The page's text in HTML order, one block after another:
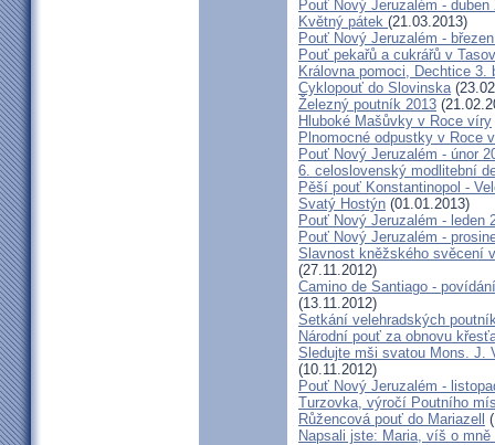
Pouť Nový Jeruzalém - duben
Květný pátek (21.03.2013)
Pouť Nový Jeruzalém -
Pouť pekařů a cukrářů v
Královna pomoci, Dechtice
Cyklopouť do Slovinska
Železný poutník 2013
Hluboké Mašůvky v Roce víry
Plnomocné odpustky v Roce
Pouť Nový Jeruzalém - únor
6. celoslovenský modlitební
Pěší pouť Konstantinopol -
Svatý Hostýn (01.01.2013)
Pouť Nový Jeruzalém - leden
Pouť Nový Jeruzalém -
Slavnost kněžského svěcení
(27.11.2012)
Camino de Santiago -
(13.11.2012)
Setkání velehradských
Národní pouť za obnovu
Sledujte mši svatou Mons. J.
(10.11.2012)
Pouť Nový Jeruzalém -
Turzovka, výročí Poutního
Růžencová pouť do Mariazell
Napsali jste: Maria, víš o mně